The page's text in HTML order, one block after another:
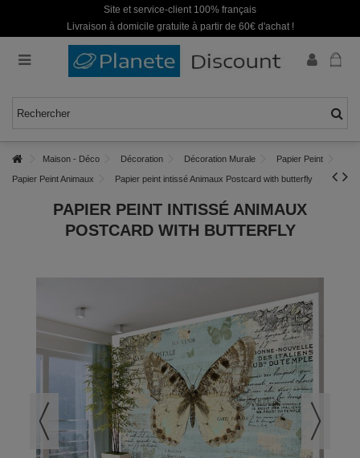
Site et service-client 100% français
Livraison à domicile gratuite à partir de 60€ d'achat !
Maison - Déco Décoration Décoration Murale Papier Peint
Papier Peint Animaux Papier peint intissé Animaux Postcard with butterfly
PAPIER PEINT INTISSÉ ANIMAUX
POSTCARD WITH BUTTERFLY